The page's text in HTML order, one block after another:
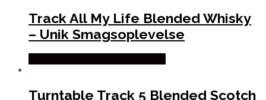
Track All My Life Blended Whisky
– Unik Smagsoplevelse
Turntable Track 5 Blended Scotch